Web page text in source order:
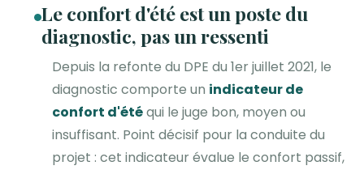
Le confort d'été est un poste du
diagnostic, pas un ressenti
Depuis la refonte du DPE du 1er juillet 2021, le
diagnostic comporte un indicateur de
confort d'étéqui le juge bon, moyen ou
insuffisant. Point décisif pour la conduite du
projet : cet indicateur évalue le confort passif,